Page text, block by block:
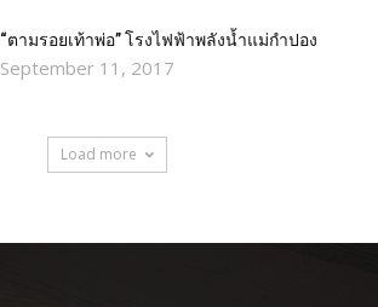
“ตามรอยเท้าพ่อ” โรงไฟฟ้าพลังน้ำแม่กำปอง
September 11, 2017
Load more